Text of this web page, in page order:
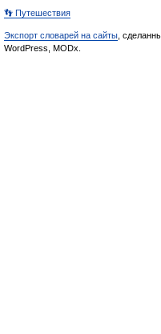
👣 Путешествия
Экспорт словарей на сайты ,
WordPress, MODx.